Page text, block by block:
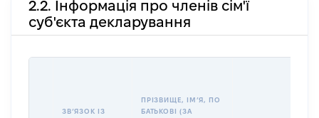
2.2. Інформація про членів сім'ї
суб'єкта декларування
ЗВʼЯЗОК ІЗ
ПРІЗВИЩЕ, ІМʼЯ, ПО
БАТЬКОВІ (ЗА